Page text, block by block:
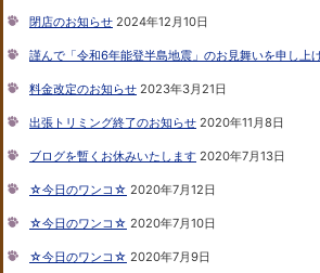
閉店のお知らせ 2024年12月10日
謹んで「令和6年能登半島地震」のお見舞いを申し上げ
料金改定のお知らせ 2023年3月21日
出張トリミング終了のお知らせ 2020年11月8日
ブログを暫くお休みいたします 2020年7月13日
☆今日のワンコ☆ 2020年7月12日
☆今日のワンコ☆ 2020年7月10日
☆今日のワンコ☆ 2020年7月9日